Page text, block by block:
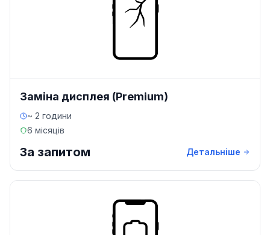
Заміна дисплея (Premium)
~ 2 години
6 місяців
За запитом Детальніше